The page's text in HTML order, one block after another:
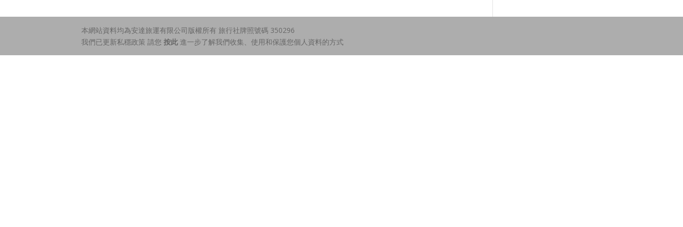
本網站資料均為安達旅運有限公司版權所有 旅行社牌照號碼 350296
我們已更新私穩政策 請您 按此 進一步了解我們收集、使用和保護您個人資料的方式